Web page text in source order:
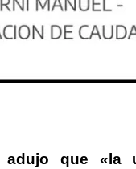
adujo que «la